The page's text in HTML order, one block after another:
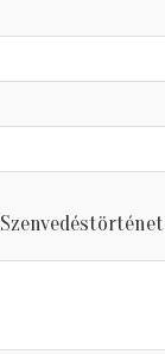
Szenvedéstörténet